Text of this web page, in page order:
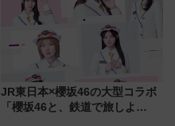
JR東日本×櫻坂46の大型コラボ
「櫻坂46と、鉄道で旅しよ